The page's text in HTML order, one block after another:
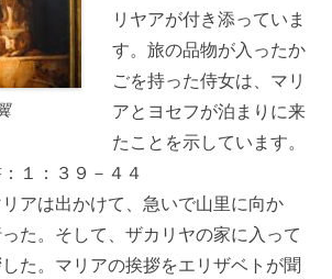
リヤアが付き添っていま
す。旅の品物が入ったか
ごを持った侍女は、マリ
アとヨセフが泊まりに来
たことを示しています。
１：３９－４４
リアは出かけて、急いで山里に向か
た。そして、ザカリヤの家に入って
た。マリアの挨拶をエリザベトが聞